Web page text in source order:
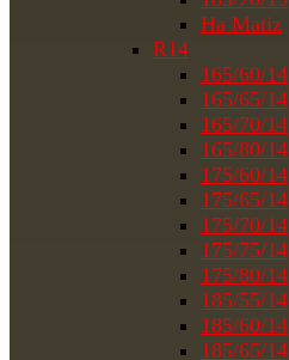
На Matiz
R14
165/60/14
165/65/14
165/70/14
165/80/14
175/60/14
175/65/14
175/70/14
175/75/14
175/80/14
185/55/14
185/60/14
185/65/14